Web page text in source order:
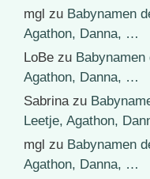
mgl zu Babynamen
Agathon, Danna, …
LoBe zu
Agathon, Danna, …
Sabrinazu
Leetje, Agathon,
mgl zu Babynamen
Agathon, Danna, …